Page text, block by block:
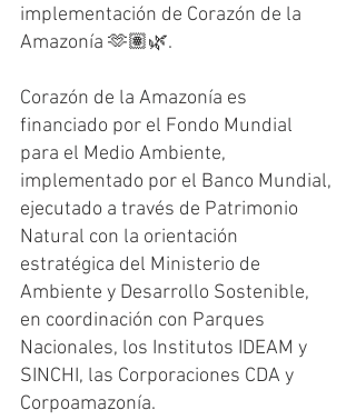
implementación de Corazón de la
Amazonía 🫶🏽🌿.
Corazón de la Amazonía es
financiado por el Fondo Mundial
para el Medio Ambiente,
implementado por el Banco Mundial,
ejecutado a través de Patrimonio
Natural con la orientación
estratégica del Ministerio de
Ambiente y Desarrollo Sostenible,
en coordinación con Parques
Nacionales, los Institutos IDEAM y
SINCHI, las Corporaciones CDA y
Corpoamazonía.